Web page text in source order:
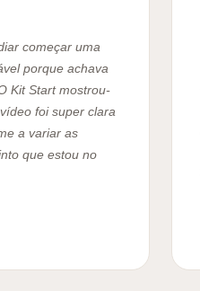
começar uma
porque achava
Kit Start mostrou-
foi super clara
a variar as
que estou no